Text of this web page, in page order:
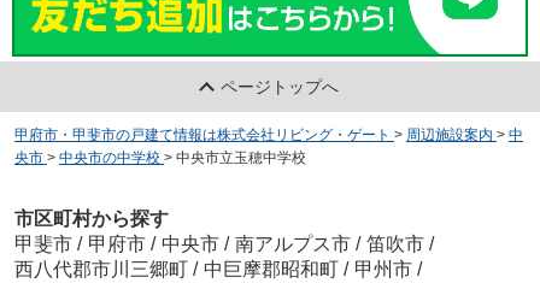
ページトップへ
甲府市・甲斐市の戸建て情報は株式会社リビング・ゲート > 周辺施設案内 > 中
央市 > 中央市の中学校 > 中央市立玉穂中学校
市区町村から探す
甲斐市 / 甲府市 / 中央市 / 南アルプス市 / 笛吹市 /
西八代郡市川三郷町 / 中巨摩郡昭和町 / 甲州市 /